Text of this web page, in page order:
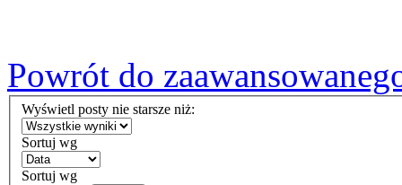
Powrót do
Wyświetl posty nie starsze niż:
Sortuj wg
Sortuj wg